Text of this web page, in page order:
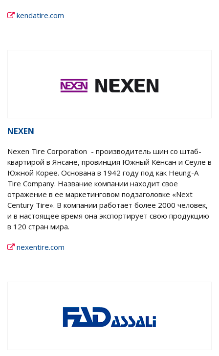
kendatire.com
NEXEN
Nexen Tire Corporation - производитель шин со штаб-
квартирой в Янсане, провинция Южный Кёнсан и Сеуле в
Южной Корее. Основана в 1942 году под как Heung-A
Tire Company. Название компании находит свое
отражение в ее маркетинговом подзаголовке «Next
Century Tire». В компании работает более 2000 человек,
и в настоящее время она экспортирует свою продукцию
в 120 стран мира.
nexentire.com